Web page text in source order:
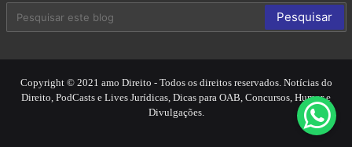
Copyright © 2021 amo Direito - Todos os direitos reservados. Notícias do
Direito, PodCasts e Lives Jurídicas, Dicas para OAB, Concursos, Humor e
Divulgações.